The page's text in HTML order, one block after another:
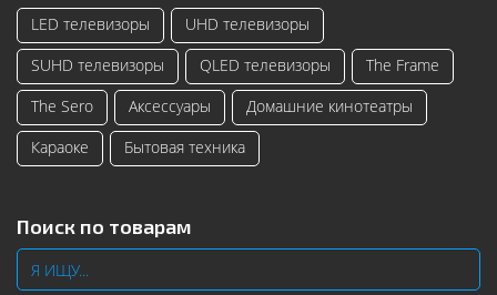
LED телевизоры
UHD телевизоры
SUHD телевизоры
QLED телевизоры
The Frame
The Sero
Аксессуары
Домашние кинотеатры
Караоке
Бытовая техника
Поиск по товарам